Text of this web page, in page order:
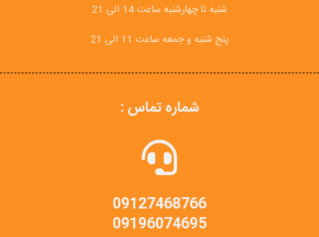
شنبه تا چهارشنبه ساعت 14 الی 21
پنج شنبه و جمعه ساعت 11 الی 21
شماره تماس :
09127468766
09196074695